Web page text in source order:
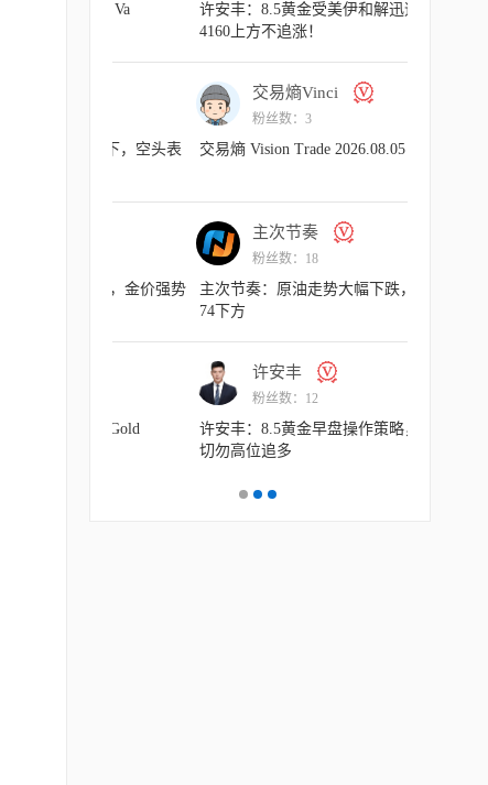
许安丰：8.7黄金早盘行情剖析，昨晚布局
主次节奏
粉丝数：18
主次节奏：原油走势下跌动能衰竭，日内
主次节奏
粉丝数：18
主次节奏：8.7一句话看懂黄金Gold
许安丰
粉丝数：12
许安丰：8.6黄金晚间操作策略，承压可以